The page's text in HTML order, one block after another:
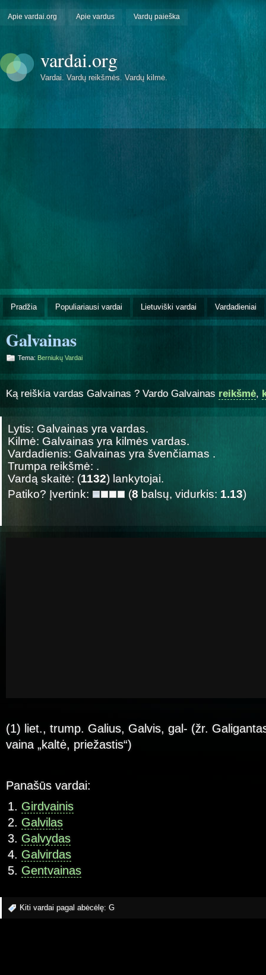
Apie vardai.org Apie vardus Vardų paieška
vardai.org
Vardai. Vardų reikšmės. Vardų kilmė.
Pradžia Populiariausi vardai Lietuviški vardai Vardadieniai
Galvainas
Tema: Berniukų Vardai
Ką reiškia vardas Galvainas ? Vardo Galvainas reikšmė,
Lytis: Galvainas yra vardas.
Kilmė: Galvainas yra kilmės vardas.
Vardadienis: Galvainas yra švenčiamas .
Trumpa reikšmė: .
Vardą skaitė: (1132) lankytojai.
Patiko? Įvertink:
(8 balsų, vidurkis: 1.13)
(1) liet., trump. Galius, Galvis, gal- (žr.
vaina „kaltė, priežastis“)
Panašūs vardai:
Girdvainis
Galvilas
Galvydas
Galvirdas
Gentvainas
Kiti vardai pagal abėcėlę: G